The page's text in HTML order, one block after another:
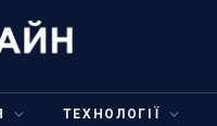
ТЕХНОЛОГІЇ